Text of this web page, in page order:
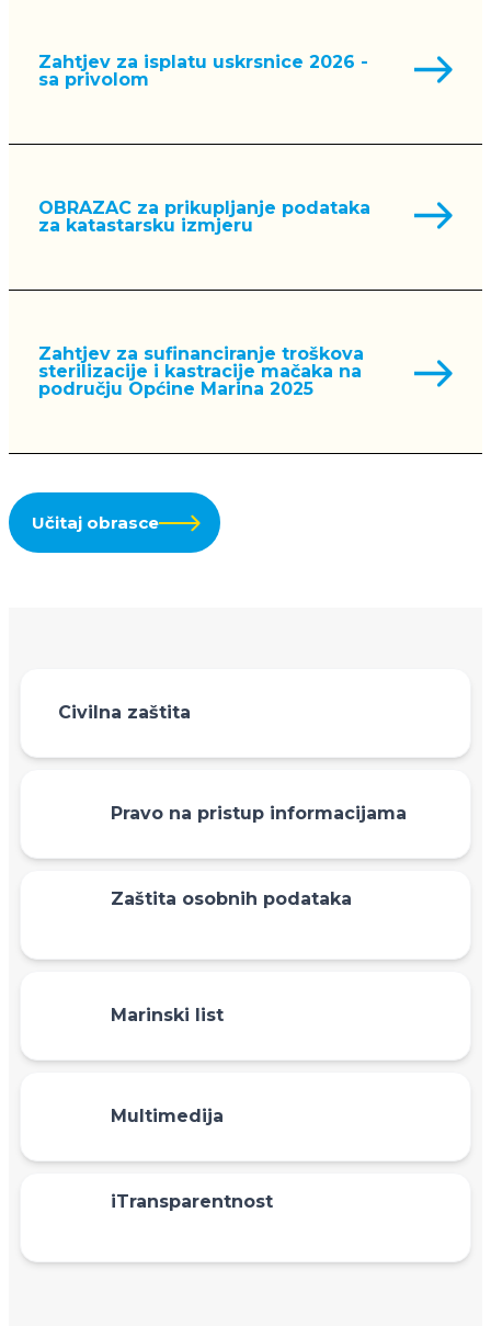
Zahtjev za isplatu uskrsnice 2026 -
sa privolom
OBRAZAC za prikupljanje podataka
za katastarsku izmjeru
Zahtjev za sufinanciranje troškova
sterilizacije i kastracije mačaka na
području Općine Marina 2025
Učitaj obrasce
Civilna zaštita
Pravo na pristup informacijama
Zaštita osobnih podataka
Marinski list
Multimedija
iTransparentnost